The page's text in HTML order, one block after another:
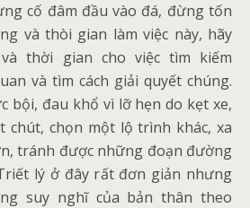
cố đâm đầu vào đá, đừng tốn
và thòi gian làm việc này, hãy
thời gian cho việc tìm kiếm
và tìm cách giải quyết chúng.
bội, đau khổ vì lỡ hẹn do kẹt xe,
chút, chọn một lộ trình khác, xa
tránh được những đoạn đường
lý ở đây rất đơn giản nhưng
suy nghĩ của bản thân theo